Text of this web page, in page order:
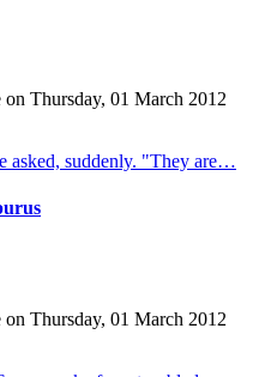
on Thursday, 01 March 2012
asked, suddenly. "They are…
on Thursday, 01 March 2012